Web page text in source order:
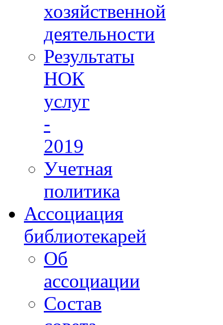
хозяйственной
деятельности
Результаты
НОК
услуг
-
2019
Учетная
политика
Ассоциация
библиотекарей
Об
ассоциации
Состав